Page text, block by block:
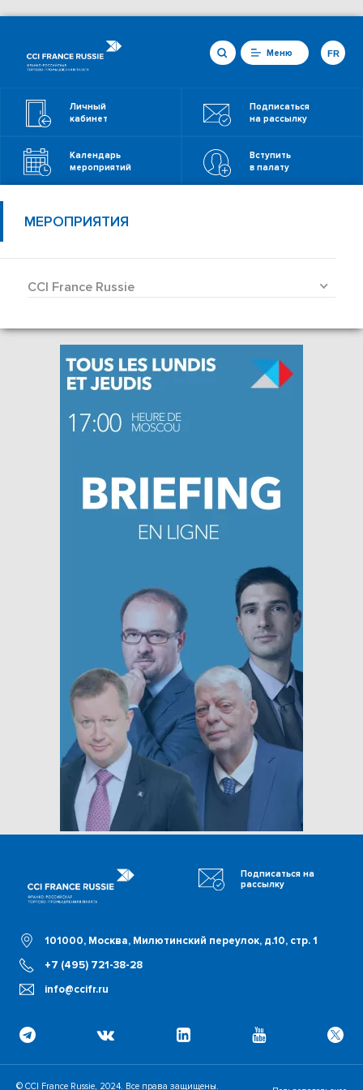
Меню
Личный
кабинет
Подписаться
на рассылку
Календарь
мероприятий
Вступить
в палату
FR
МЕРОПРИЯТИЯ
CCI France Russie
101000, Москва, Милютинский переулок, д.10, стр. 1
+7 (495) 721-38-28
info@ccifr.ru
Подписаться на
рассылку
© CCI France Russie, 2024. Все права защищены.